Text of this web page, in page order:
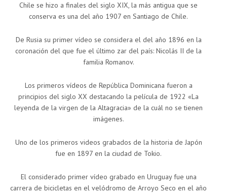
Chile se hizo a finales del siglo XIX, la más antigua que se
conserva es una del año 1907 en Santiago de Chile.
De Rusia su primer vídeo se considera el del año 1896 en la
coronación del que fue el último zar del país: Nicolás II de la
familia Romanov.
Los primeros vídeos de República Dominicana fueron a
principios del siglo XX destacando la película de 1922 «La
leyenda de la virgen de la Altagracia» de la cuál no se tienen
imágenes.
Uno de los primeros videos grabados de la historia de Japón
fue en 1897 en la ciudad de Tokio.
El considerado primer vídeo grabado en Uruguay fue una
carrera de bicicletas en el velódromo de Arroyo Seco en el año